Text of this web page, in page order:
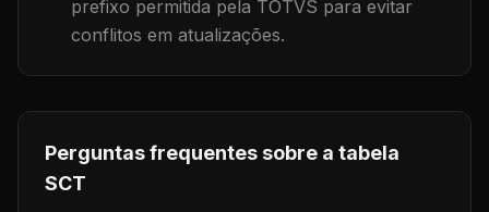
prefixo permitida pela TOTVS para evitar
conflitos em atualizações.
Perguntas frequentes sobre a tabela
SCT